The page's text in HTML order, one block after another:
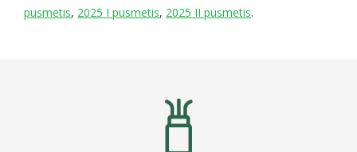
pusmetis, 2025 I pusmetis, 2025 II pusmetis.